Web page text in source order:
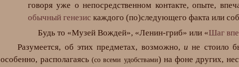
говоря уже о непосредственном контакте, опыте,
обычный генезис каждого (по)следующего факта или
Будь то «Музей Вождей», «Ленин-гриб» или «Шаг
Разумеется, об этих предметах, возможно, и не стоило
особенно, располагаясь (со всеми удобствами) на фоне других,